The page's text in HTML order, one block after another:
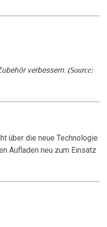
verbessern. (Source:
über die neue Technologie
Aufladen neu zum Einsatz